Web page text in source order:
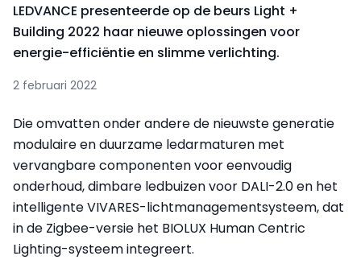
LEDVANCE presenteerde op de beurs Light +
Building 2022 haar nieuwe oplossingen voor
energie-efficiëntie en slimme verlichting.
2 februari 2022
Die omvatten onder andere de nieuwste generatie
modulaire en duurzame ledarmaturen met
vervangbare componenten voor eenvoudig
onderhoud, dimbare ledbuizen voor DALI-2.0 en het
intelligente VIVARES-lichtmanagementsysteem, dat
in de Zigbee-versie het BIOLUX Human Centric
Lighting-systeem integreert.